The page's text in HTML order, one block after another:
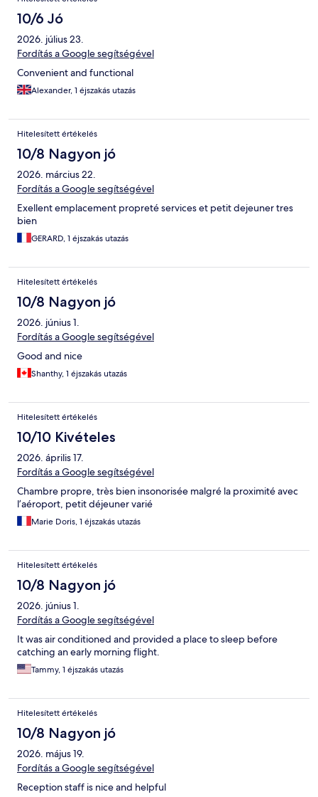
10/6 Jó
2026. július 23.
Fordítás a Google segítségével
Convenient and functional
Alexander, 1 éjszakás utazás
Hitelesített értékelés
10/8 Nagyon jó
2026. március 22.
Fordítás a Google segítségével
Exellent emplacement propreté services et petit dejeuner tres
bien
GERARD, 1 éjszakás utazás
Hitelesített értékelés
10/8 Nagyon jó
2026. június 1.
Fordítás a Google segítségével
Good and nice
Shanthy, 1 éjszakás utazás
Hitelesített értékelés
10/10 Kivételes
2026. április 17.
Fordítás a Google segítségével
Chambre propre, très bien insonorisée malgré la proximité avec
l’aéroport, petit déjeuner varié
Marie Doris, 1 éjszakás utazás
Hitelesített értékelés
10/8 Nagyon jó
2026. június 1.
Fordítás a Google segítségével
It was air conditioned and provided a place to sleep before
catching an early morning flight.
Tammy, 1 éjszakás utazás
Hitelesített értékelés
10/8 Nagyon jó
2026. május 19.
Fordítás a Google segítségével
Reception staff is nice and helpful